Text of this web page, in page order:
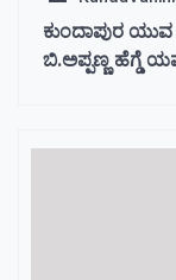
ಕುಂದಾಪುರ ಯುವ
ಬಿ.ಅಪ್ಪಣ್ಣ ಹೆಗ್ಡೆ